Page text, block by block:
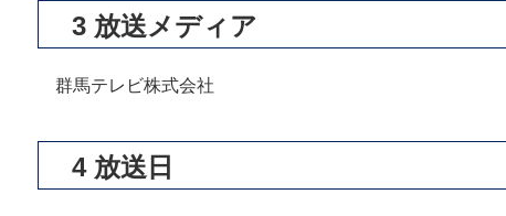
3 放送メディア
群馬テレビ株式会社
4 放送日